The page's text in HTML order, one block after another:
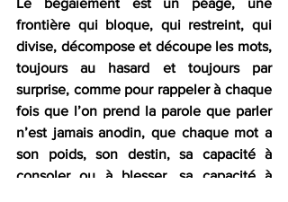
Le bégaiement est un péage, une
frontière qui bloque, qui restreint, qui
divise, décompose et découpe les mots,
toujours au hasard et toujours par
surprise, comme pour rappeler à chaque
fois que l’on prend la parole que parler
n’est jamais anodin, que chaque mot a
son poids, son destin, sa capacité à
consoler ou à blesser, sa capacité à